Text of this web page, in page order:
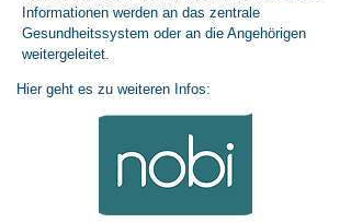
Informationen werden an das zentrale
Gesundheitssystem oder an die Angehörigen
weitergeleitet.
Hier geht es zu weiteren Infos: